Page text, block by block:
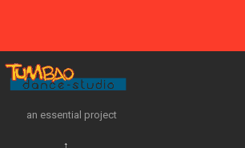
an essential project
↑